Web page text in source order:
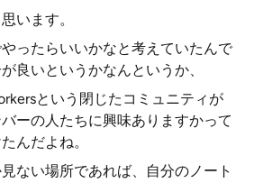
います。
ったらいいかなと考えていたんで
良いというかなんというか、
という閉じたコミュニティが
ーの人たちに興味ありますかって
んだよね。
ない場所であれば、自分のノート